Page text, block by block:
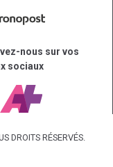
nous sur vos
sociaux
DROITS RÉSERVÉS.